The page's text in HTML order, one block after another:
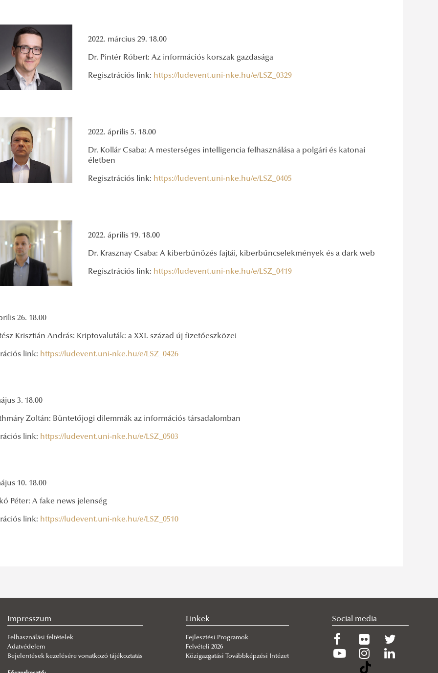
2022. március 29. 18.00
Dr. Pintér Róbert: Az információs korszak gazdasága
Regisztrációs link: https://ludevent.uni-nke.hu/e/LSZ_0329
2022. április 5. 18.00
Dr. Kollár Csaba: A mesterséges intelligencia felhasználása a polgári és katonai
életben
Regisztrációs link: https://ludevent.uni-nke.hu/e/LSZ_0405
2022. április 19. 18.00
Dr. Krasznay Csaba: A kiberbűnözés fajtái, kiberbűncselekmények és a dark web
Regisztrációs link: https://ludevent.uni-nke.hu/e/LSZ_0419
26. 18.00
Krisztián András: Kriptovaluták: a XXI. század új fizetőeszközei
link: https://ludevent.uni-nke.hu/e/LSZ_0426
3. 18.00
Zoltán: Büntetőjogi dilemmák az információs társadalomban
link: https://ludevent.uni-nke.hu/e/LSZ_0503
10. 18.00
Péter: A fake news jelenség
link: https://ludevent.uni-nke.hu/e/LSZ_0510
Impresszum
Felhasználási feltételek
Adatvédelem
Bejelentések kezelésére vonatkozó tájékoztatás
Linkek
Fejlesztési Programok
Felvételi 2026
Közigazgatási Továbbképzési Intézet
Social media